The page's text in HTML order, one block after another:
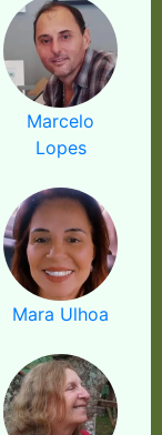
Marcelo
Lopes
Mara Ulhoa